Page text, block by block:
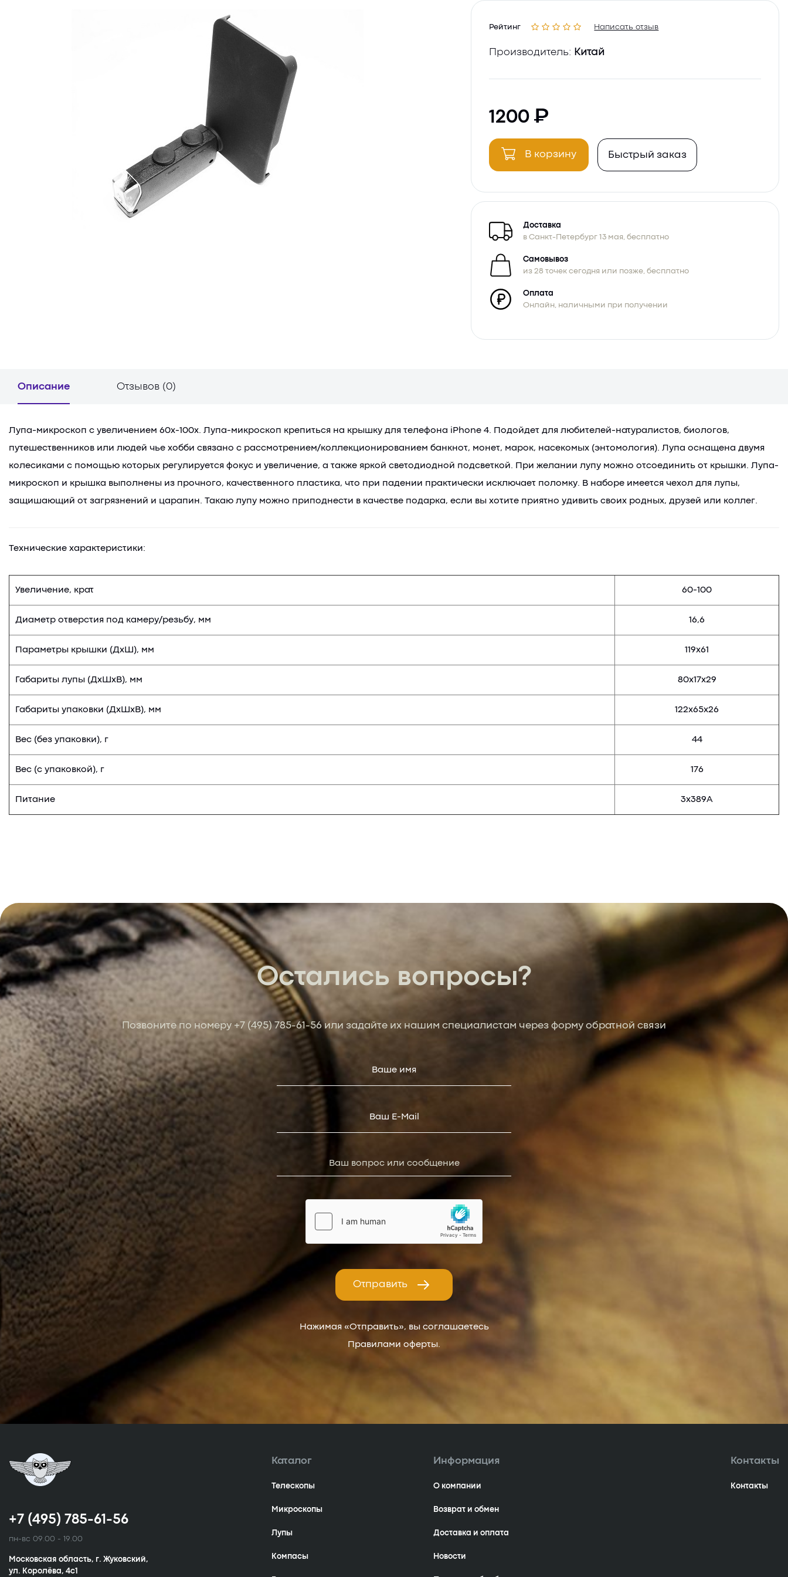
Рейтинг Написать отзыв
Производитель: Китай
1200
В корзину Быстрый заказ
Доставка
в Санкт-Петербург 13 мая, бесплатно
Самовывоз
из 28 точек сегодня или позже, бесплатно
Оплата
Онлайн, наличными при получении
Описание Отзывов (0)
Лупа-микроскоп с увеличением 60х-100х. Лупа-микроскоп крепиться на крышку для телефона iPhone 4. Подойдет для любителей-натуралистов, биологов,
путешественников или людей чье хобби связано с рассмотрением/коллекционированием банкнот, монет, марок, насекомых (энтомология). Лупа оснащена двумя
колесиками с помощью которых регулируется фокус и увеличение, а также яркой светодиодной подсветкой. При желании лупу можно отсоединить от крышки. Лупа-
микроскоп и крышка выполнены из прочного, качественного пластика, что при падении практически исключает поломку. В наборе имеется чехол для лупы,
защишающий от загрязнений и царапин. Такаю лупу можно приподнести в качестве подарка, если вы хотите приятно удивить своих родных, друзей или коллег.
Технические характеристики:
Увеличение, крат 60-100
Диаметр отверстия под камеру/резьбу, мм 16,6
Параметры крышки (ДхШ), мм 119х61
Габариты лупы (ДхШхВ), мм 80х17х29
Габариты упаковки (ДхШхВ), мм 122х65х26
Вес (без упаковки), г 44
Вес (с упаковкой), г 176
Питание 3х389А
Остались вопросы?
Позвоните по номеру +7 (495) 785-61-56или задайте их нашим специалистам через форму обратной связи
Отправить
Нажимая «Отправить», вы соглашаетесь
Правилами оферты.
+7 (495) 785-61-56
пн-вс 09.00 - 19.00
Московская область, г. Жуковский,
ул. Королёва, 4с1
Каталог
Телескопы
Микроскопы
Лупы
Компасы
Информация
О компании
Возврат и обмен
Доставка и оплата
Новости
Контакты
Контакты